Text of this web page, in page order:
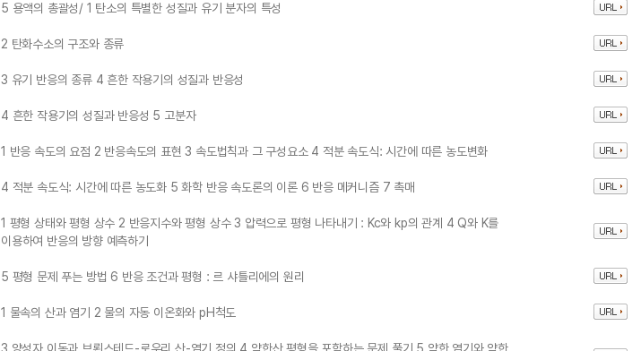
5 용액의 총괄성/ 1 탄소의 특별한 성질과 유기 분자의 특성
2 탄화수소의 구조와 종류
3 유기 반응의 종류 4 흔한 작용기의 성질과 반응성
4 흔한 작용기의 성질과 반응성 5 고분자
1 반응 속도의 요점 2 반응속도의 표현 3 속도법칙과 그 구성요소 4 적분 속도식: 시간에 따른 농도변화
4 적분 속도식: 시간에 따른 농도화 5 화학 반응 속도론의 이론 6 반응 메커니즘 7 촉매
1 평형 상태와 평형 상수 2 반응지수와 평형 상수 3 압력으로 평형 나타내기 : Kc와 kp의 관계 4 Q와 K를
이용하여 반응의 방향 예측하기
5 평형 문제 푸는 방법 6 반응 조건과 평형 : 르 샤틀리에의 원리
1 물속의 산과 염기 2 물의 자동 이온화와 pH척도